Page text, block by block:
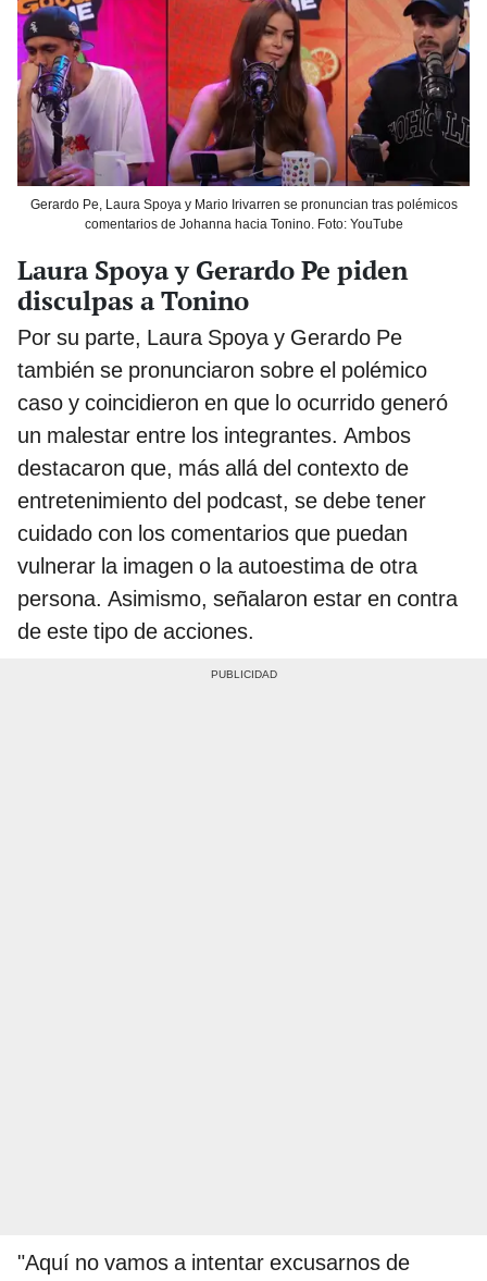
Gerardo Pe, Laura Spoya y Mario Irivarren se pronuncian tras polémicos
comentarios de Johanna hacia Tonino. Foto: YouTube
Laura Spoya y Gerardo Pe piden
disculpas a Tonino
Por su parte, Laura Spoya y Gerardo Pe
también se pronunciaron sobre el polémico
caso y coincidieron en que lo ocurrido generó
un malestar entre los integrantes. Ambos
destacaron que, más allá del contexto de
entretenimiento del podcast, se debe tener
cuidado con los comentarios que puedan
vulnerar la imagen o la autoestima de otra
persona. Asimismo, señalaron estar en contra
de este tipo de acciones.
"Aquí no vamos a intentar excusarnos de